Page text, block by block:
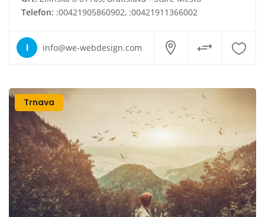
Telefon: :00421905860902, :00421911366002
I info@we-webdesign.com
Trnava